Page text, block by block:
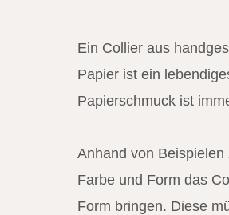
Ein Collier aus
Papier ist ein
Papierschmuck ist
Anhand von
Farbe und Form das
Form bringen. Diese